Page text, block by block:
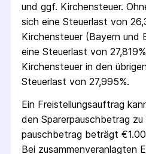
und ggf. Kirchensteuer.
sich eine Steuerlast von
Kirchensteuer (Bayern und
eine Steuerlast von
Kirchensteuer in den
Steuerlast von 27,995%.
Ein Freistellungs­auftrag
den Sparer­pausch­betrag
pausch­betrag beträgt
Bei zusammenveranlagten